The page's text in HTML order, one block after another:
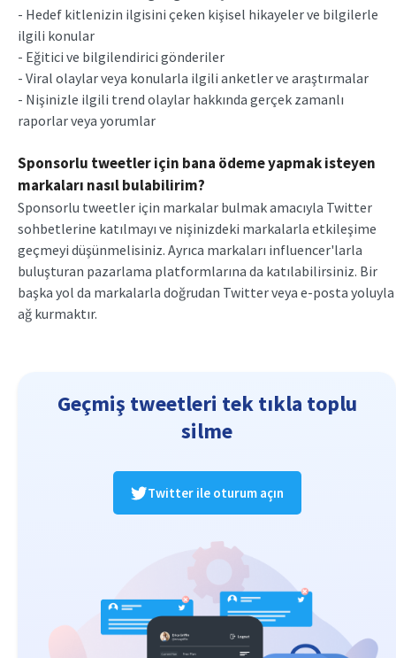
- Hedef kitlenizin ilgisini çeken kişisel hikayeler ve bilgilerle
ilgili konular
- Eğitici ve bilgilendirici gönderiler
- Viral olaylar veya konularla ilgili anketler ve araştırmalar
- Nişinizle ilgili trend olaylar hakkında gerçek zamanlı
raporlar veya yorumlar
Sponsorlu tweetler için bana ödeme yapmak isteyen
markaları nasıl bulabilirim?
Sponsorlu tweetler için markalar bulmak amacıyla Twitter
sohbetlerine katılmayı ve nişinizdeki markalarla etkileşime
geçmeyi düşünmelisiniz. Ayrıca markaları influencer'larla
buluşturan pazarlama platformlarına da katılabilirsiniz. Bir
başka yol da markalarla doğrudan Twitter veya e-posta yoluyla
ağ kurmaktır.
Geçmiş tweetleri tek tıkla toplu
silme
Twitter ile oturum açın